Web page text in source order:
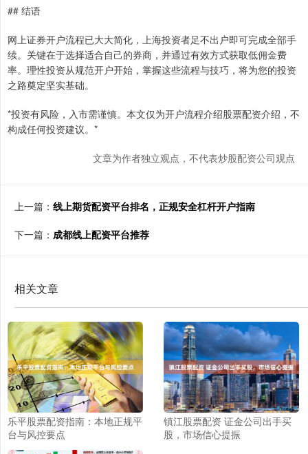
## 结语
网上证券开户流程已大大简化，上海投资者足不出户即可完成全部手
续。关键在于选择适合自己的券商，并通过有效方式获取低佣金费
率。理性投资从规范开户开始，掌握这些流程与技巧，将为您的投资
之路奠定坚实基础。
*投资有风险，入市需谨慎。本文仅为开户流程介绍股票配资介绍，不
构成任何投资建议。*
文章为作者独立观点，不代表炒股配资公司观点
上一篇： 线上期货配资平台排名，正规安全杠杆开户指南
下一篇： 成都线上配资平台推荐
相关文章
乐平股票配资指南：本地正规平
台与风控要点
镇江股票配资 证金公司出手买
股，市场信心提振